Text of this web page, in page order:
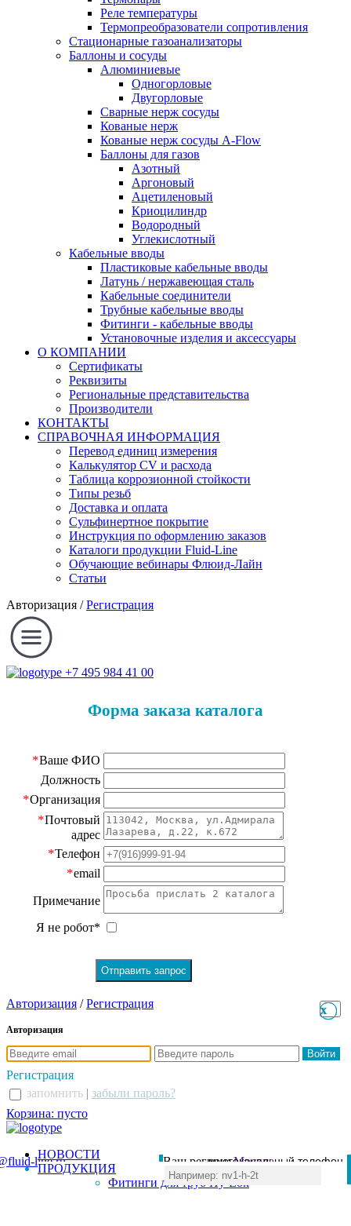
Реле температуры
Термопреобразователи сопротивления
Стационарные газоанализаторы
Баллоны и сосуды
Алюминиевые
Одногорловые
Двугорловые
Сварные нерж сосуды
Кованые нерж
Кованые нерж сосуды A-Flow
Баллоны для газов
Азотный
Аргоновый
Ацетиленовый
Криоцилиндр
Водородный
Углекислотный
Кабельные вводы
Пластиковые кабельные вводы
Латунь / нержавеющая сталь
Кабельные соединители
Трубные кабельные вводы
Фитинги - кабельные вводы
Установочные изделия и аксессуары
О КОМПАНИИ
Сертификаты
Реквизиты
Региональные представительства
Производители
КОНТАКТЫ
СПРАВОЧНАЯ ИНФОРМАЦИЯ
Перевод единиц измерения
Калькулятор CV и расхода
Таблица коррозионной стойкости
Типы резьб
Доставка и оплата
Сульфинертное покрытие
Инструкция по оформлению заказов
Каталоги продукции Fluid-Line
Обучающие вебинары Флюид-Лайн
Статьи
Авторизация /Регистрация
+7 495 984 41 00
Форма заказа каталога
*Ваше ФИО
Должность
*Организация
*Почтовый
адрес
*Телефон
*email
Примечание
Я не робот*
Авторизация /Регистрация x
x
Авторизация
Регистрация
запомнить | забыли пароль?
Корзина: пусто
line.ru многоканальный телефон
+7 (495) 984-41-00
Ваш регион:Москва
НОВОСТИ
ПРОДУКЦИЯ
Фитинги для труб Hy-Lok